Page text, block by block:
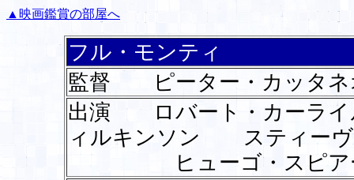
▲映画鑑賞の部屋へ
フル・モンティ
監督 ピーター・カッタネ
出演 ロバート・カーラ
ィルキンソン スティーヴ
ヒューゴ・スピア